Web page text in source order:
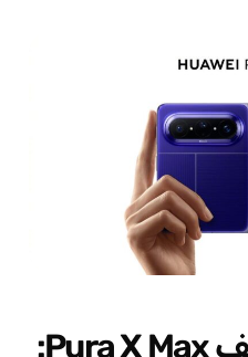
هواوي تشوّق لهاتف Pura X Max: